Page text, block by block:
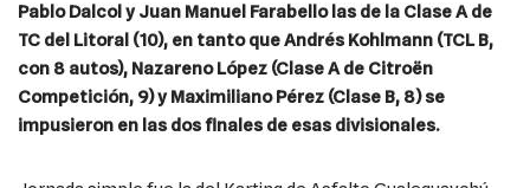
Pablo Dalcol y Juan Manuel Farabello las de la Clase A de
TC del Litoral (10), en tanto que Andrés Kohlmann (TCL B,
con 8 autos), Nazareno López (Clase A de Citroën
Competición, 9) y Maximiliano Pérez (Clase B, 8) se
impusieron en las dos finales de esas divisionales.